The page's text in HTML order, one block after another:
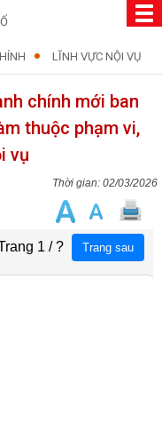
LĨNH VỰC NỘI VỤ
chính mới ban
thuộc phạm vi,
vụ
02/03/2026